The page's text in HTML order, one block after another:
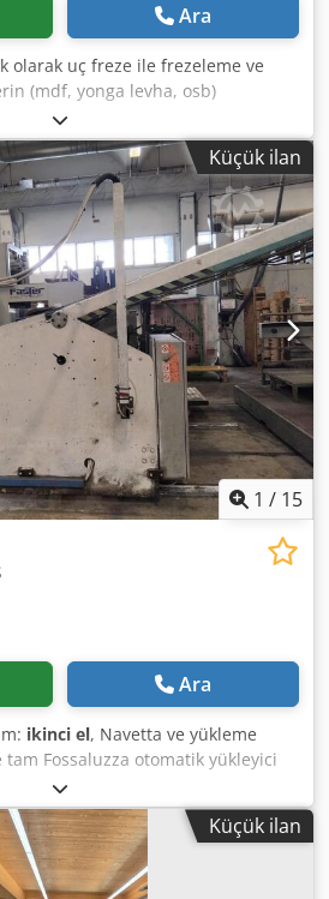
Ara
olarak uç freze ile frezeleme ve
(mdf, yonga levha, osb)
bir CNC freze makinesi
alanı: Y=4000 mm X=2100 mm.
Küçük ilan
1 / 15
Ara
ikinci el, Navetta ve yükleme
tam Fossaluzza otomatik yükleyici
kayışlar 3 adet alt baskı grubu
kesme makinesi Atık temizleyici
Martin bilyalı masa Martin Braker
Tabaka ve palet besleyicili tam
Küçük ilan